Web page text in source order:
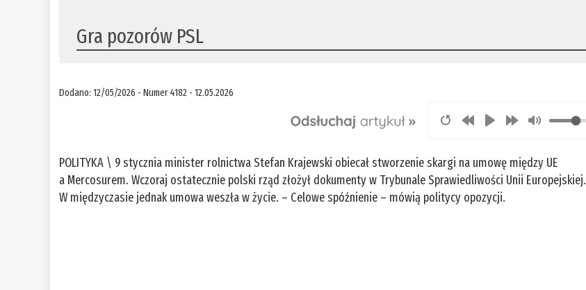
Gra pozorów PSL
Dodano: 12/05/2026 - Numer 4182 - 12.05.2026
POLITYKA \ 9 stycznia minister rolnictwa Stefan Krajewski obiecał stworzenie skargi na umowę między UE
a Mercosurem. Wczoraj ostatecznie polski rząd złożył dokumenty w Trybunale Sprawiedliwości Unii Europejskiej.
W międzyczasie jednak umowa weszła w życie. – Celowe spóźnienie – mówią politycy opozycji.